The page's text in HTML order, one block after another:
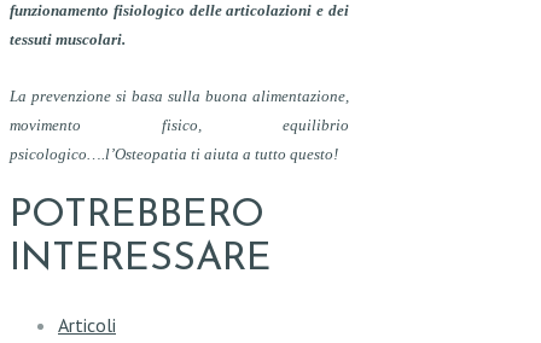
funzionamento fisiologico delle articolazioni e dei
tessuti muscolari.
La prevenzione si basa sulla buona alimentazione,
movimento fisico, equilibrio
psicologico….l’Osteopatia ti aiuta a tutto questo!
POTREBBERO
INTERESSARE
Articoli